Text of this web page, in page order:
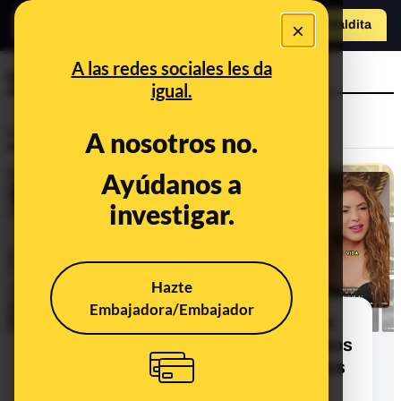
×
A las redes sociales les da
igual.
A nosotros no.
Ayúdanos a
investigar.
Hazte
Embajadora/Embajador
Hazte Maldita
oraciones
Investigaciones
De Shakira a supuestos sacerdotes:
los perfiles de TikTok que usan vídeos
manipulados para vender "oraciones
sagradas" que prometen riqueza y